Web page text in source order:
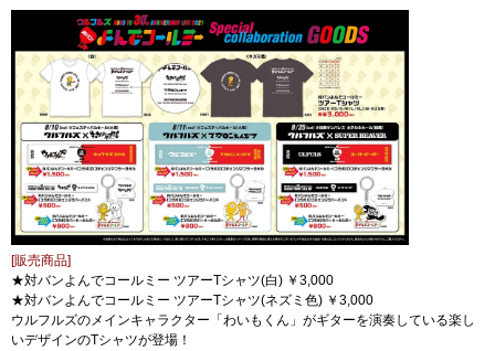
[販売商品]
★対バンよんでコールミー ツアーTシャツ(白) ￥3,000
★対バンよんでコールミー ツアーTシャツ(ネズミ色) ￥3,000
ウルフルズのメインキャラクター「わいもくん」がギターを演奏している楽し
いデザインのTシャツが登場！